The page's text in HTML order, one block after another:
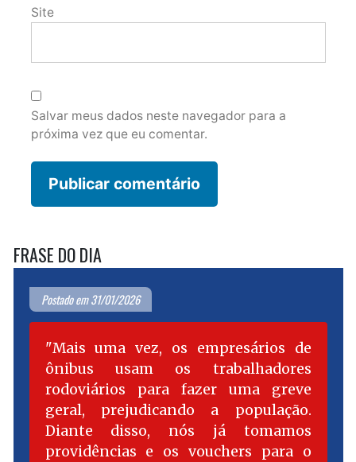
Site
Salvar meus dados neste navegador para a
próxima vez que eu comentar.
FRASE DO DIA
Postado em 31/01/2026
Mais uma vez, os empresários de
ônibus usam os trabalhadores
rodoviários para fazer uma greve
geral, prejudicando a população.
Diante disso, nós já tomamos
providências e os vouchers para o